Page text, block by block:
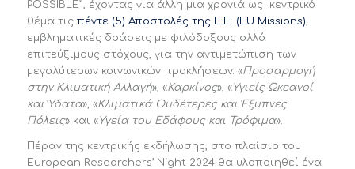
POSSIBLE”, έχοντας για άλλη μια χρονιά ως κεντρικό
θέμα τις πέντε (5) Αποστολές της Ε.Ε. (EU Missions)
εμβληματικές δράσεις με φιλόδοξους αλλά
επιτεύξιμους στόχους, για την αντιμετώπιση των
μεγαλύτερων κοινωνικών προκλήσεων: «Προσαρμογή
στην Κλιματική Αλλαγή», «Καρκίνος», «Υγιείς Ωκεανοί
και Ύδατα», «Κλιματικά Ουδέτερες και Έξυπνες
Πόλεις» και «Υγεία του Εδάφους και Τρόφιμα».
Πέραν της κεντρικής εκδήλωσης, στο πλαίσιο του
European Researchers’ Night 2024 θα υλοποιηθεί ένα